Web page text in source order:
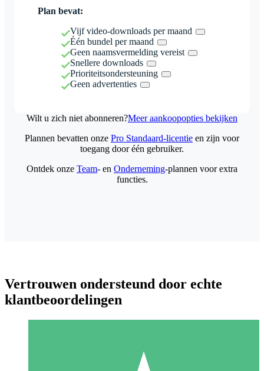
Plan bevat:
Vijf video-downloads per maand
Één bundel per maand
Geen naamsvermelding vereist
Snellere downloads
Prioriteitsondersteuning
Geen advertenties
Wilt u zich niet abonneren?Meer aankoopopties bekijken
Plannen bevatten onze Pro Standaard-licentie en zijn voor
toegang door één gebruiker.
Ontdek onze Team- en Onderneming-plannen voor extra
functies.
Vertrouwen ondersteund door echte
klantbeoordelingen